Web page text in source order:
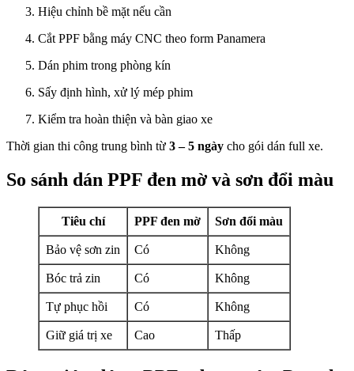
Hiệu chỉnh bề mặt nếu cần
Cắt PPF bằng máy CNC theo form Panamera
Dán phim trong phòng kín
Sấy định hình, xử lý mép phim
Kiểm tra hoàn thiện và bàn giao xe
Thời gian thi công trung bình từ 3 – 5 ngày cho gói dán full xe.
So sánh dán PPF đen mờ và sơn đổi màu
Tiêu chí PPF đen mờ Sơn đổi màu
Bảo vệ sơn zin Có Không
Bóc trả zin Có Không
Tự phục hồi Có Không
Giữ giá trị xe Cao Thấp